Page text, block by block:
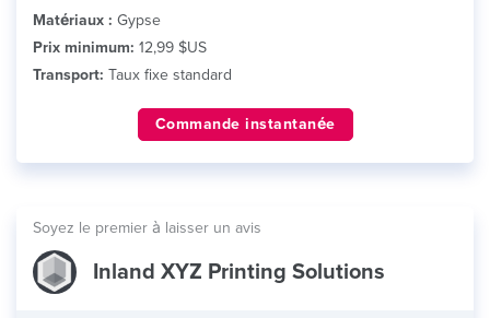
Matériaux : Gypse
Prix minimum: 12,99 $US
Transport: Taux fixe standard
Commande instantanée
Soyez le premier à laisser un avis
Inland XYZ Printing Solutions